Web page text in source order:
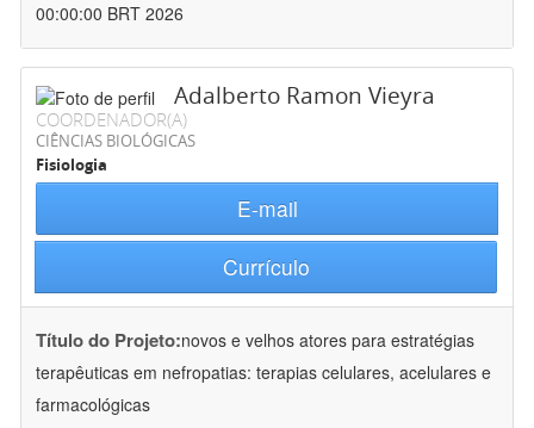
00:00:00 BRT 2026
Adalberto Ramon Vieyra
COORDENADOR(A)
CIÊNCIAS BIOLÓGICAS
Fisiologia
E-mail
Currículo
Título do Projeto:novos e velhos atores para estratégias
terapêuticas em nefropatias: terapias celulares, acelulares e
farmacológicas